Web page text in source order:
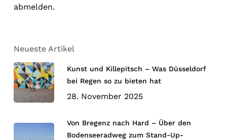
abmelden.
Neueste Artikel
Kunst und Killepitsch – Was Düsseldorf
bei Regen so zu bieten hat
28. November 2025
Von Bregenz nach Hard – Über den
Bodenseeradweg zum Stand-Up-